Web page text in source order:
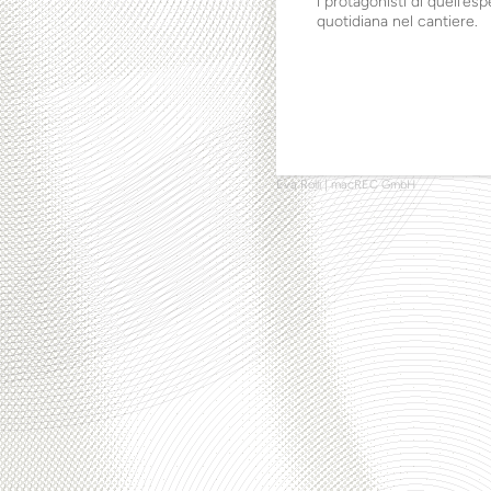
quotidiana nel cantiere.
Eva Rolli|macREC GmbH